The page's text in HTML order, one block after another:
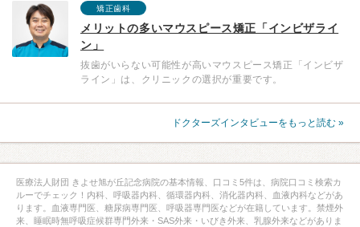
矯正歯科
メリットの多いマウスピース矯正「インビザライ
ン」
抜歯がいらない可能性が高いマウスピース矯正「インビザ
ライン」は、クリニックの選択が重要です。
ドクターズインタビューをもっと読む »
医療法人財団 きよせ旭が丘記念病院の基本情報、口コミ5件は、病院口コミ検索カ
ルーでチェック！内科、呼吸器内科、循環器内科、消化器内科、血液内科などがあ
ります。血液専門医、糖尿病専門医、呼吸器専門医などが在籍しています。禁煙外
来、睡眠時無呼吸症候群専門外来・SAS外来・いびき外来、乳腺外来などがありま